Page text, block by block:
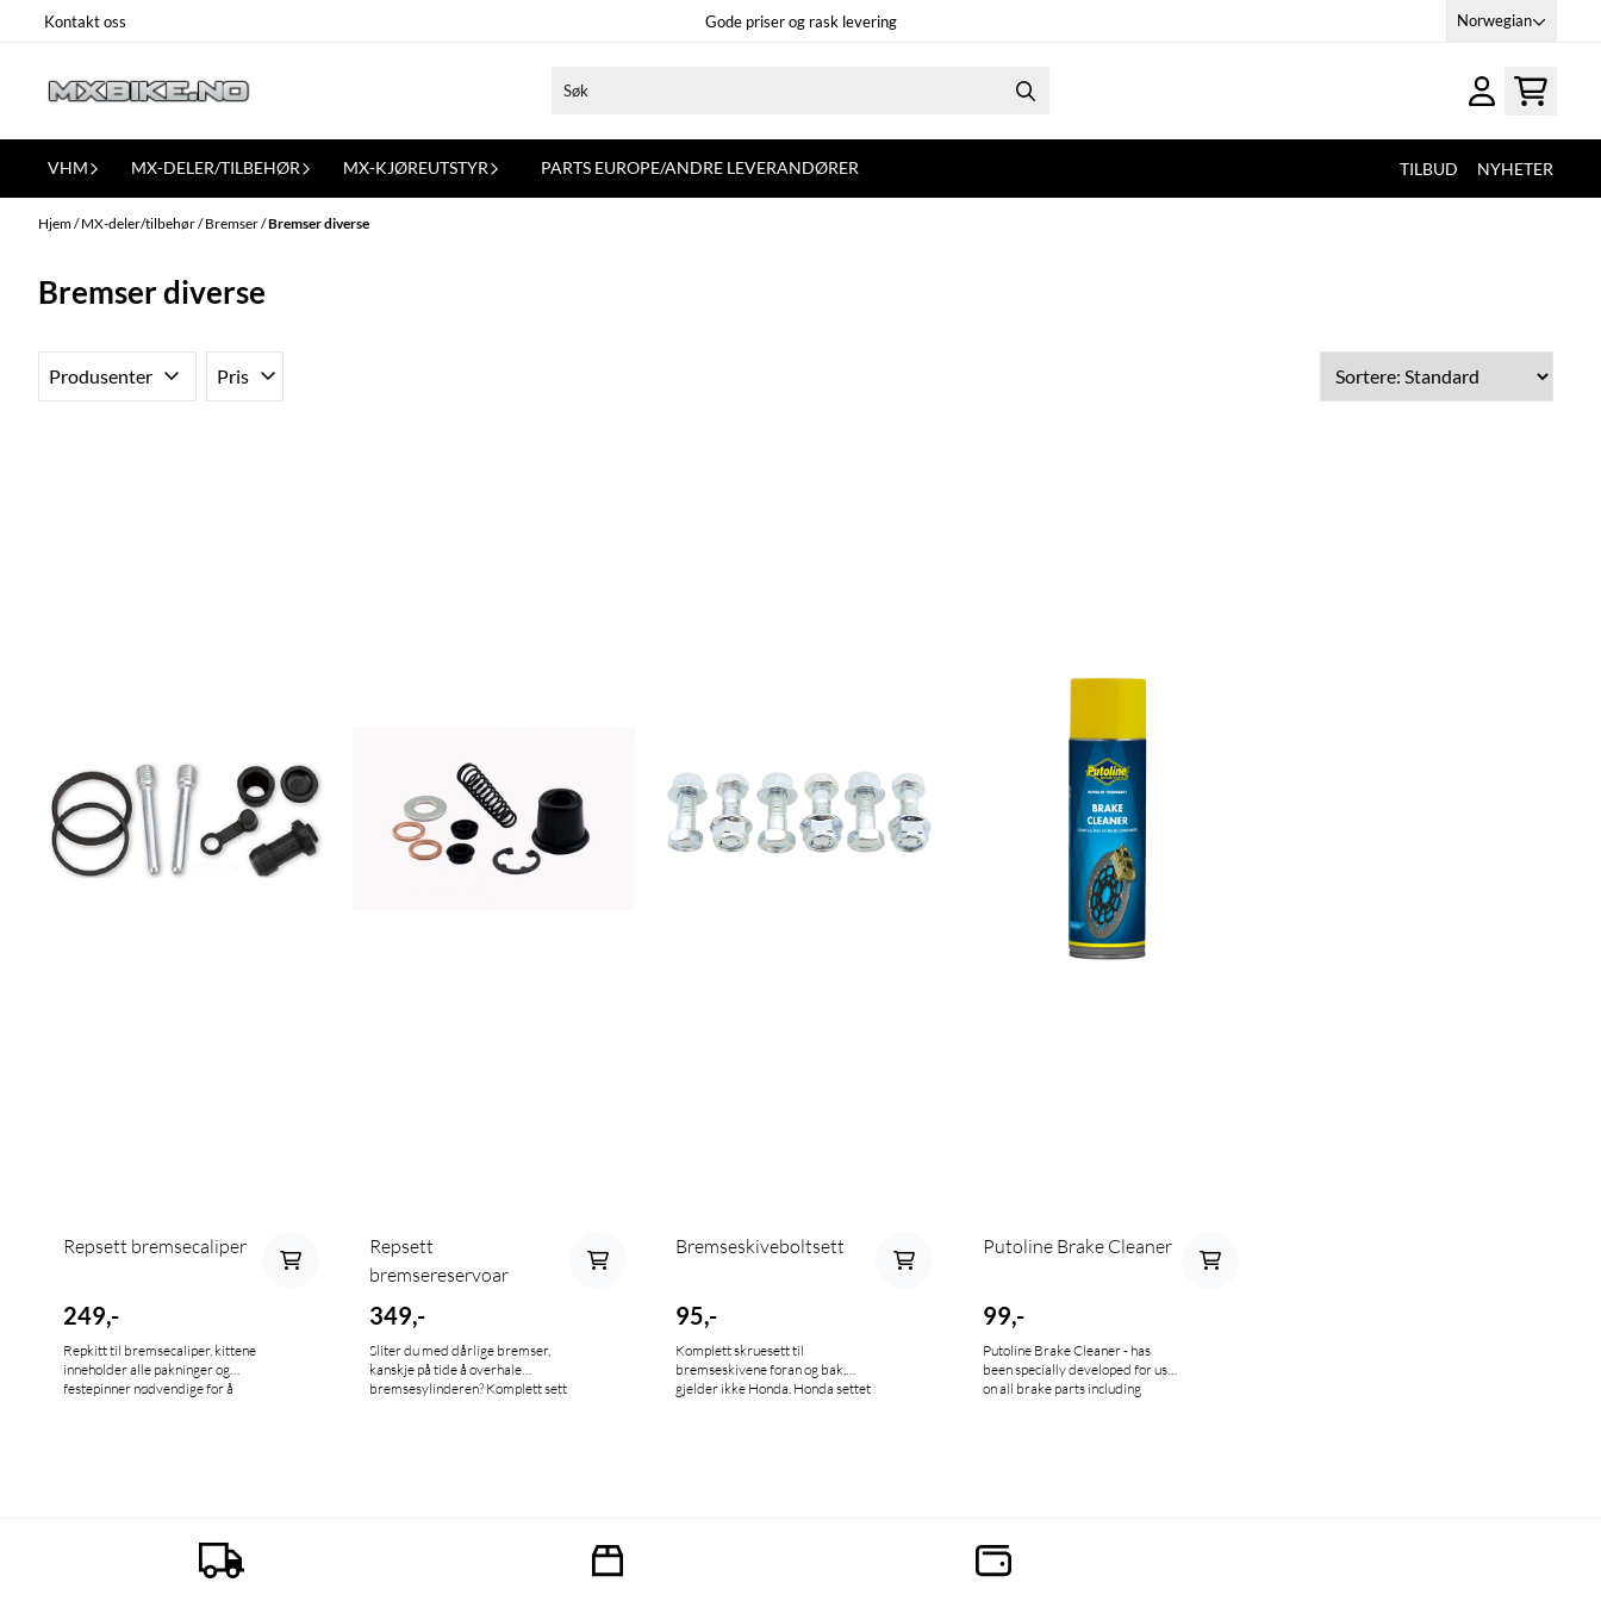
Hopp til innhold
Kontakt oss Gode priser og rask levering Norwegian
VHM MX-DELER/TILBEHØR MX-KJØREUTSTYR PARTS EUROPE/ANDRE LEVERANDØRER TILBUD NYHETER
Hjem/MX-deler/tilbehør/Bremser/Bremser diverse
Bremser diverse
Produsenter Pris
Repsett bremsecaliper
249,-
Repkitt til bremsecaliper, kittene
inneholder alle pakninger og
festepinner nødvendige for å
Repsett
bremsereservoar
349,-
Sliter du med dårlige bremser,
kanskje på tide å overhale
bremsesylinderen? Komplett sett
Bremseskiveboltsett
95,-
Komplett skruesett til
bremseskivene foran og bak,
gjelder ikke Honda. Honda settet
Putoline Brake Cleaner
99,-
Putoline Brake Cleaner - has
been specially developed for use
on all brake parts including